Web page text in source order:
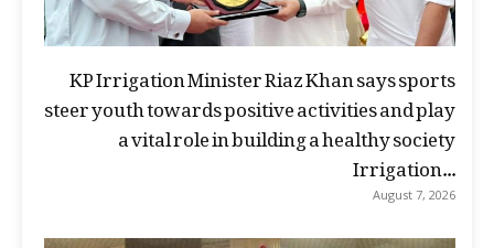
KP Irrigation Minister Riaz Khan says sports
steer youth towards positive activities and play
a vital role in building a healthy society
Irrigation...
August 7, 2026